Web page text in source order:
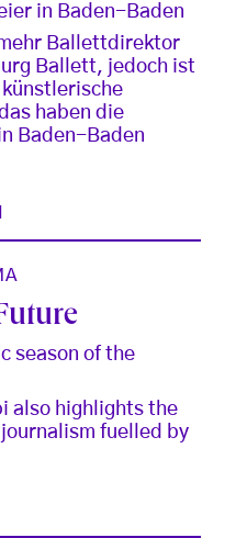
in Baden-Baden
Ballettdirektor
Ballett, jedoch ist
haben die
Baden-Baden
season of the
also highlights the
fuelled by